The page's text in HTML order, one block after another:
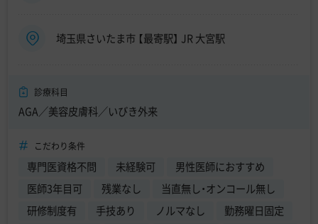
埼玉県さいたま市 【最寄駅】 JR 大宮駅
診療科目
AGA／美容皮膚科／いびき外来
こだわり条件
専門医資格不問 未経験可
男性医師におすすめ
医師3年目可
残業なし
当直無し・オンコール無し
研修制度有
手技あり ノルマなし
勤務曜日固定